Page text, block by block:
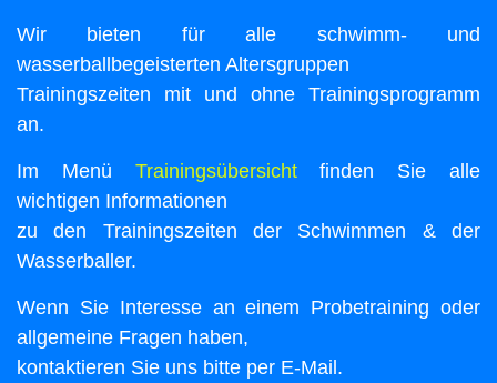
Wir bieten für alle schwimm- und
wasserballbegeisterten Altersgruppen
Trainingszeiten mit und ohne Trainingsprogramm
an.
Im Menü Trainingsübersichtfinden Sie alle
wichtigen Informationen
zu den Trainingszeiten der Schwimmen & der
Wasserballer.
Wenn Sie Interesse an einem Probetraining oder
allgemeine Fragen haben,
kontaktieren Sie uns bitte per E-Mail.